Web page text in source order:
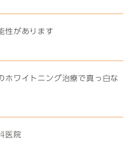
性があります
ホワイトニング治療で真っ白な
医院